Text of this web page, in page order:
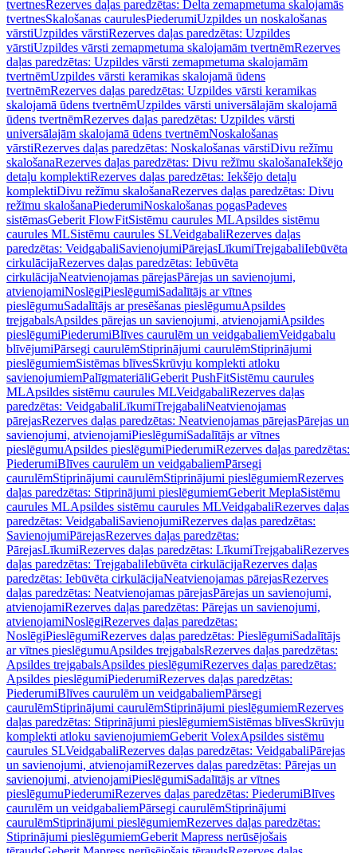
tvertnesRezerves daļas paredzētas: Delta zemapmetuma skalojamās
tvertnesSkalošanas caurulesPiederumiUzpildes un noskalošanas
vārstiUzpildes vārstiRezerves daļas paredzētas: Uzpildes
vārstiUzpildes vārsti zemapmetuma skalojamām tvertnēmRezerves
daļas paredzētas: Uzpildes vārsti zemapmetuma skalojamām
tvertnēmUzpildes vārsti keramikas skalojamā ūdens
tvertnēmRezerves daļas paredzētas: Uzpildes vārsti keramikas
skalojamā ūdens tvertnēmUzpildes vārsti universālajām skalojamā
ūdens tvertnēmRezerves daļas paredzētas: Uzpildes vārsti
universālajām skalojamā ūdens tvertnēmNoskalošanas
vārstiRezerves daļas paredzētas: Noskalošanas vārstiDivu režīmu
skalošanaRezerves daļas paredzētas: Divu režīmu skalošanaIekšējo
detaļu komplektiRezerves daļas paredzētas: Iekšējo detaļu
komplektiDivu režīmu skalošanaRezerves daļas paredzētas: Divu
režīmu skalošanaPiederumiNoskalošanas pogasPadeves
sistēmasGeberit FlowFitSistēmu caurules MLApsildes sistēmu
caurules MLSistēmu caurules SLVeidgabaliRezerves daļas
paredzētas: VeidgabaliSavienojumiPārejasLīkumiTrejgabaliIebūvēta
cirkulācijaRezerves daļas paredzētas: Iebūvēta
cirkulācijaNeatvienojamas pārejasPārejas un savienojumi,
atvienojamiNoslēgiPieslēgumiSadalītājs ar vītnes
pieslēgumuSadalītājs ar presēšanas pieslēgumuApsildes
trejgabalsApsildes pārejas un savienojumi, atvienojamiApsildes
pieslēgumiPiederumiBlīves caurulēm un veidgabaliemVeidgabalu
blīvējumiPārsegi caurulēmStiprinājumi caurulēmStiprinājumi
pieslēgumiemSistēmas blīvesSkrūvju komplekti atloku
savienojumiemPalīgmateriāliGeberit PushFitSistēmu caurules
MLApsildes sistēmu caurules MLVeidgabaliRezerves daļas
paredzētas: VeidgabaliLīkumiTrejgabaliNeatvienojamas
pārejasRezerves daļas paredzētas: Neatvienojamas pārejasPārejas un
savienojumi, atvienojamiPieslēgumiSadalītājs ar vītnes
pieslēgumuApsildes pieslēgumiPiederumiRezerves daļas paredzētas:
PiederumiBlīves caurulēm un veidgabaliemPārsegi
caurulēmStiprinājumi caurulēmStiprinājumi pieslēgumiemRezerves
daļas paredzētas: Stiprinājumi pieslēgumiemGeberit MeplaSistēmu
caurules MLApsildes sistēmu caurules MLVeidgabaliRezerves daļas
paredzētas: VeidgabaliSavienojumiRezerves daļas paredzētas:
SavienojumiPārejasRezerves daļas paredzētas:
PārejasLīkumiRezerves daļas paredzētas: LīkumiTrejgabaliRezerves
daļas paredzētas: TrejgabaliIebūvēta cirkulācijaRezerves daļas
paredzētas: Iebūvēta cirkulācijaNeatvienojamas pārejasRezerves
daļas paredzētas: Neatvienojamas pārejasPārejas un savienojumi,
atvienojamiRezerves daļas paredzētas: Pārejas un savienojumi,
atvienojamiNoslēgiRezerves daļas paredzētas:
NoslēgiPieslēgumiRezerves daļas paredzētas: PieslēgumiSadalītājs
ar vītnes pieslēgumuApsildes trejgabalsRezerves daļas paredzētas:
Apsildes trejgabalsApsildes pieslēgumiRezerves daļas paredzētas:
Apsildes pieslēgumiPiederumiRezerves daļas paredzētas:
PiederumiBlīves caurulēm un veidgabaliemPārsegi
caurulēmStiprinājumi caurulēmStiprinājumi pieslēgumiemRezerves
daļas paredzētas: Stiprinājumi pieslēgumiemSistēmas blīvesSkrūvju
komplekti atloku savienojumiemGeberit VolexApsildes sistēmu
caurules SLVeidgabaliRezerves daļas paredzētas: VeidgabaliPārejas
un savienojumi, atvienojamiRezerves daļas paredzētas: Pārejas un
savienojumi, atvienojamiPieslēgumiSadalītājs ar vītnes
pieslēgumuPiederumiRezerves daļas paredzētas: PiederumiBlīves
caurulēm un veidgabaliemPārsegi caurulēmStiprinājumi
caurulēmStiprinājumi pieslēgumiemRezerves daļas paredzētas:
Stiprinājumi pieslēgumiemGeberit Mapress nerūsējošais